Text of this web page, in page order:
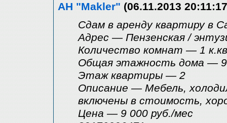
АН "Makler" (06.11.2013
Сдам в аренду квартиру в
Адрес — Пензенская /
Количество комнат — 1 к.кв
Общая этажность дома — 9
Этаж квартиры — 2
Описание — Мебель,
включены в стоимость,
Цена — 9 000 руб./мес